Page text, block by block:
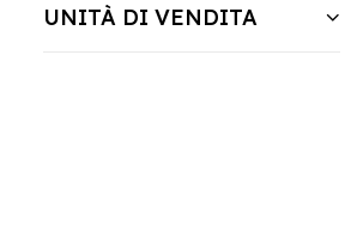
UNITÀ DI VENDITA